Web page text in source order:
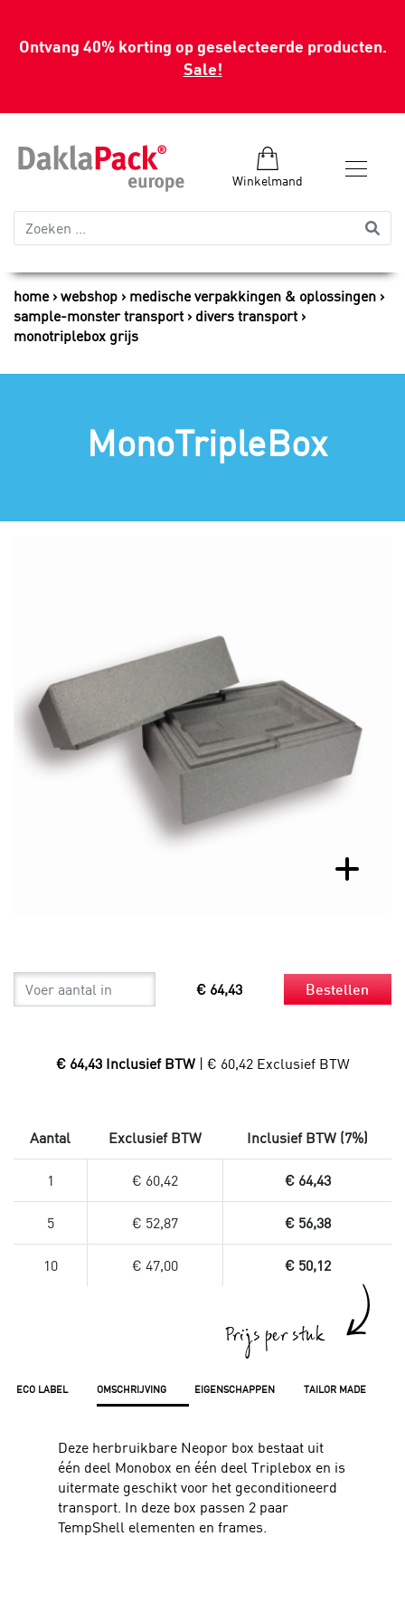
Ontvang 40% korting op geselecteerde producten.
Sale!
Winkelmand
home webshop
medische verpakkingen & oplossingen
sample-monster transport
divers transport
monotriplebox grijs
MonoTripleBox
€ 64,43 Bestellen
€ 64,43 Inclusief BTW | € 60,42 Exclusief BTW
ECO LABEL OMSCHRIJVING EIGENSCHAPPEN TAILOR MADE
Deze herbruikbare Neopor box bestaat uit
één deel Monobox en één deel Triplebox en is
uitermate geschikt voor het geconditioneerd
transport. In deze box passen 2 paar
TempShell elementen en frames.
Aantal Exclusief BTW Inclusief BTW (7%)
1 € 60,42 € 64,43
5 € 52,87 € 56,38
10 € 47,00 € 50,12
Prijs per stuk